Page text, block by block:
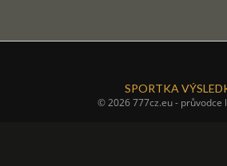
SPORTKA
© 2026 777cz.eu - průvodce